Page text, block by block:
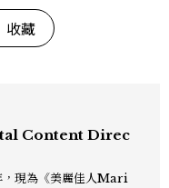
收藏
Content Direc
，現為《美麗佳人Mari